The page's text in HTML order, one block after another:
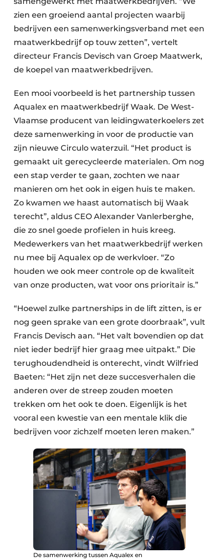
zien een groeiend aantal projecten waarbij
bedrijven een samenwerkingsverband met een
maatwerkbedrijf op touw zetten”, vertelt
directeur Francis Devisch van Groep Maatwerk,
de koepel van maatwerkbedrijven.
Een mooi voorbeeld is het partnership tussen
Aqualex en maatwerkbedrijf Waak. De West-
Vlaamse producent van leidingwaterkoelers zet
deze samenwerking in voor de productie van
zijn nieuwe Circulo waterzuil. “Het product is
gemaakt uit gerecycleerde materialen. Om nog
een stap verder te gaan, zochten we naar
manieren om het ook in eigen huis te maken.
Zo kwamen we haast automatisch bij Waak
terecht”, aldus CEO Alexander Vanlerberghe,
die zo snel goede profielen in huis kreeg.
Medewerkers van het maatwerkbedrijf werken
nu mee bij Aqualex op de werkvloer. “Zo
houden we ook meer controle op de kwaliteit
van onze producten, wat voor ons prioritair is.”
“Hoewel zulke partnerships in de lift zitten, is er
nog geen sprake van een grote doorbraak”, vult
Francis Devisch aan. “Het valt bovendien op dat
niet ieder bedrijf hier graag mee uitpakt.” Die
terughoudendheid is onterecht, vindt Wilfried
Baeten: “Het zijn net deze succesverhalen die
anderen over de streep zouden moeten
trekken om het ook te doen. Eigenlijk is het
vooral een kwestie van een mentale klik die
bedrijven voor zichzelf moeten leren maken.”
De samenwerking tussen Aqualex en